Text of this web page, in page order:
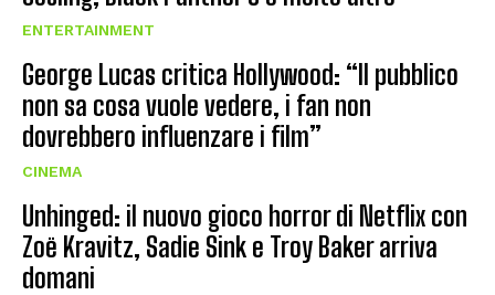
ENTERTAINMENT
George Lucas critica Hollywood: “Il pubblico
non sa cosa vuole vedere, i fan non
dovrebbero influenzare i film”
CINEMA
Unhinged: il nuovo gioco horror di Netflix con
Zoë Kravitz, Sadie Sink e Troy Baker arriva
domani